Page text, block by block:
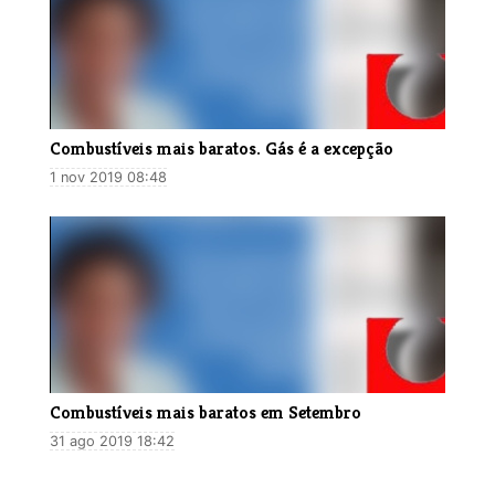
Combustíveis mais baratos. Gás é a excepção
1 nov 2019 08:48
Combustíveis mais baratos em Setembro
31 ago 2019 18:42